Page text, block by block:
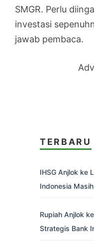
SMGR. Perlu
investasi
jawab pembaca.
TERBARU
IHSG Anjlok ke
Indonesia
Rupiah Anjlok
Strategis Bank